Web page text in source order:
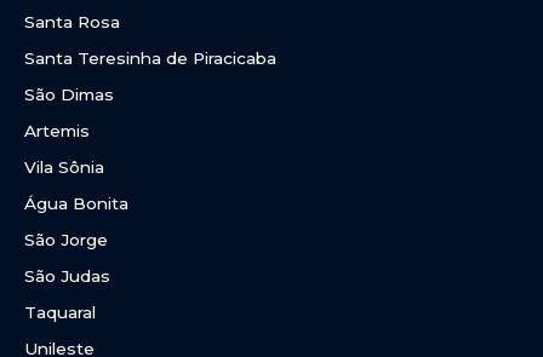
Santa Rosa
Santa Teresinha de Piracicaba
São Dimas
Artemis
Vila Sônia
Água Bonita
São Jorge
São Judas
Taquaral
Unileste